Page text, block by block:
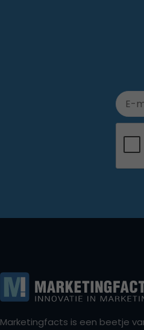
Marketingfacts is een beetje